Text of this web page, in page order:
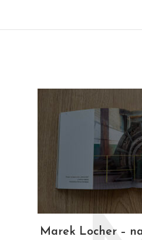
Marek Locher –